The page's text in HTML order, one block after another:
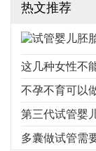
热文推荐
这几种女性不
婴儿，不能！
能！
不孕不育可以
儿吗？
第三代试管婴
题，你想知道
多囊做试管需